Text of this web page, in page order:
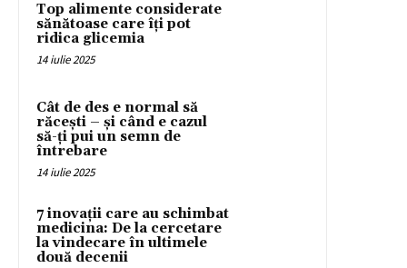
Top alimente considerate
sănătoase care îți pot
ridica glicemia
14 iulie 2025
Cât de des e normal să
răcești – și când e cazul
să-ți pui un semn de
întrebare
14 iulie 2025
7 inovații care au schimbat
medicina: De la cercetare
la vindecare în ultimele
două decenii